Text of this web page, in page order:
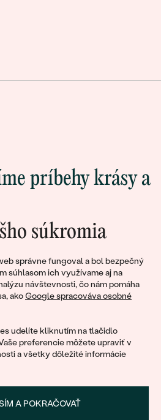
súkromia
správne fungoval a bol bezpečný
súhlasom ich využívame aj na
návštevnosti, čo nám pomáha
akoGoogle spracováva osobné
udelíte kliknutím na tlačidlo
preferencie môžete upraviť v
a všetky dôležité informácie
A POKRAČOVAŤ
príbehy krásy a